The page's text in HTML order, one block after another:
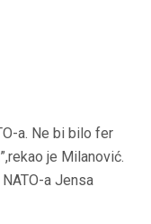
a. Ne bi bilo fer
je Milanović.
a Jensa